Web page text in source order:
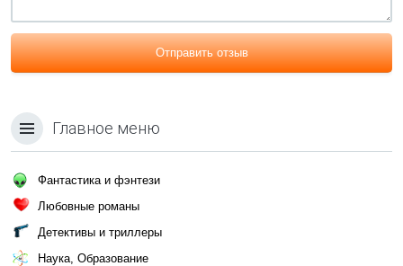
Отправить отзыв
Главное меню
Фантастика и фэнтези
Любовные романы
Детективы и триллеры
Наука, Образование